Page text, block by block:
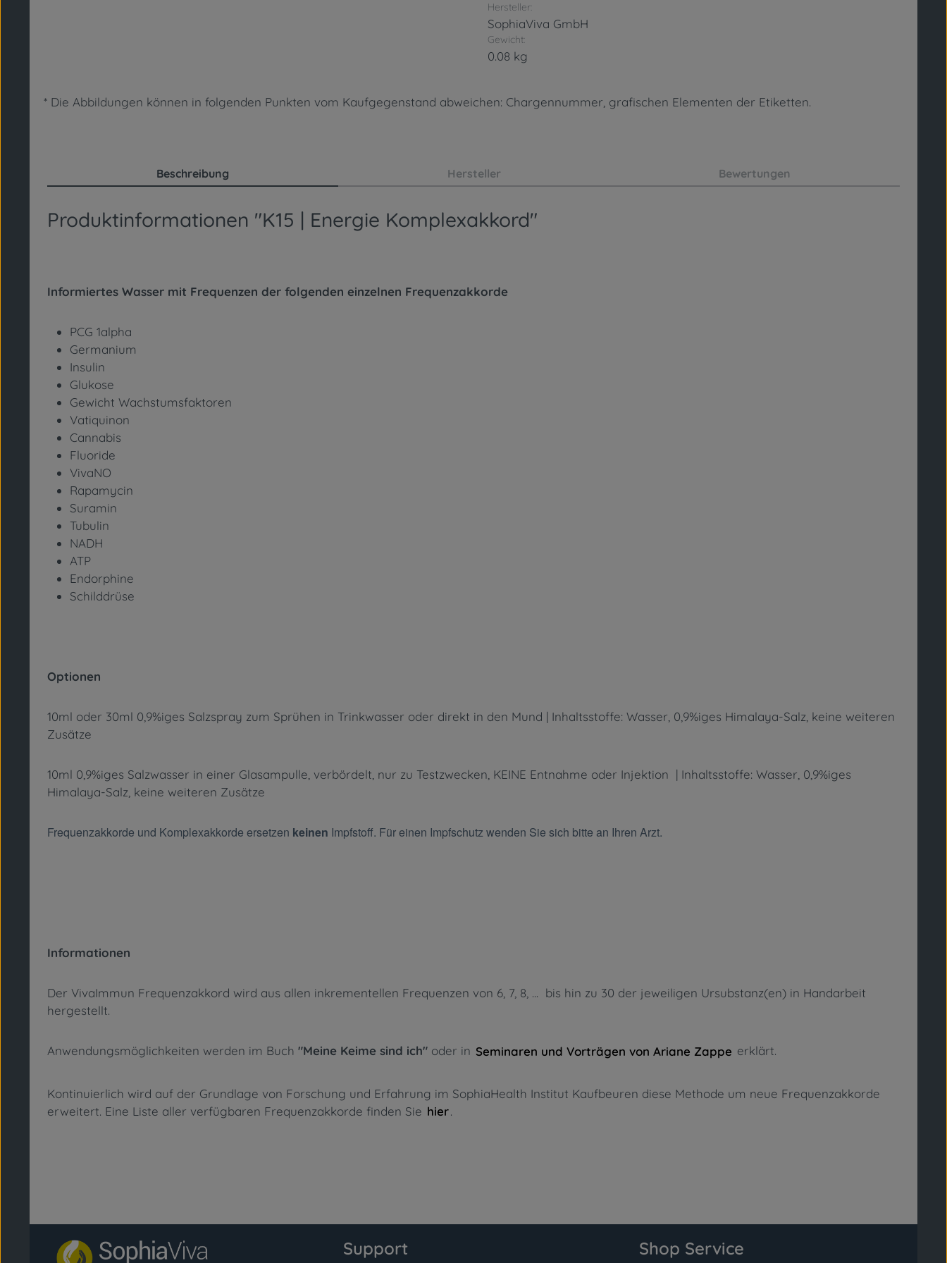
Hersteller:
SophiaViva GmbH
Gewicht:
0.08 kg
* Die Abbildungen können in folgenden Punkten vom Kaufgegenstand abweichen: Chargennummer, grafischen Elementen der Etiketten.
Beschreibung Hersteller Bewertungen
Produktinformationen "K15 | Energie Komplexakkord"
Informiertes Wasser mit Frequenzen der folgenden einzelnen Frequenzakkorde
PCG 1alpha
Germanium
Insulin
Glukose
Gewicht Wachstumsfaktoren
Vatiquinon
Cannabis
Fluoride
VivaNO
Rapamycin
Suramin
Tubulin
NADH
ATP
Endorphine
Schilddrüse
Optionen
10ml oder 30ml 0,9%iges Salzspray zum Sprühen in Trinkwasser oder direkt in den Mund | Inhaltsstoffe: Wasser, 0,9%iges Himalaya-Salz, keine weiteren
Zusätze
10ml 0,9%iges Salzwasser in einer Glasampulle, verbördelt, nur zu Testzwecken, KEINE Entnahme oder Injektion | Inhaltsstoffe: Wasser, 0,9%iges
Himalaya-Salz, keine weiteren Zusätze
Frequenzakkorde und Komplexakkorde ersetzen keinen Impfstoff. Für einen Impfschutz wenden Sie sich bitte an Ihren Arzt.
Informationen
Der VivaImmun Frequenzakkord wird aus allen inkrementellen Frequenzen von 6, 7, 8, ... bis hin zu 30 der jeweiligen Ursubstanz(en) in Handarbeit
hergestellt.
Anwendungsmöglichkeiten werden im Buch "Meine Keime sind ich" oder in Seminaren und Vorträgen von Ariane Zappe erklärt.
Kontinuierlich wird auf der Grundlage von Forschung und Erfahrung im SophiaHealth Institut Kaufbeuren diese Methode um neue Frequenzakkorde
erweitert. Eine Liste aller verfügbaren Frequenzakkorde finden Sie hier.
Support Shop Service